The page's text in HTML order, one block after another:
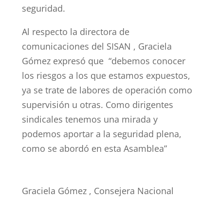
seguridad.
Al respecto la directora de
comunicaciones del SISAN , Graciela
Gómez expresó que “debemos conocer
los riesgos a los que estamos expuestos,
ya se trate de labores de operación como
supervisión u otras. Como dirigentes
sindicales tenemos una mirada y
podemos aportar a la seguridad plena,
como se abordó en esta Asamblea”
Graciela Gómez , Consejera Nacional